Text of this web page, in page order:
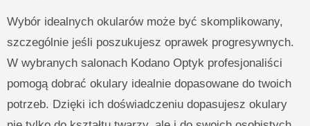
Wybór idealnych okularów może być skomplikowany,
szczególnie jeśli poszukujesz oprawek progresywnych.
W wybranych salonach Kodano Optyk profesjonaliści
pomogą dobrać okulary idealnie dopasowane do twoich
potrzeb. Dzięki ich doświadczeniu dopasujesz okulary